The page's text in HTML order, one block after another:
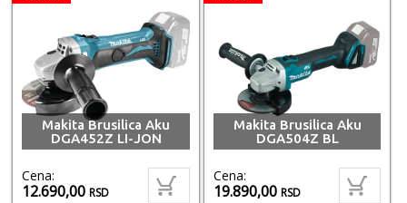
Makita Brusilica Aku
DGA452Z LI-JON
Cena:
12.690,00RSD
Makita Brusilica Aku
DGA504Z BL
Cena:
19.890,00RSD